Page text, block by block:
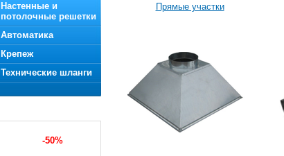
Настенные и
потолочные решетки
Автоматика
Крепеж
Технические шланги
-50%
Прямые участки